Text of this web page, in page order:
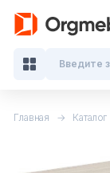
Главная Каталог
Введите